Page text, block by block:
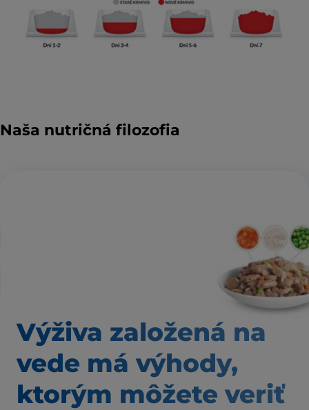
Naša nutričná filozofia
Výživa založená na
vede má výhody,
ktorým môžete veriť